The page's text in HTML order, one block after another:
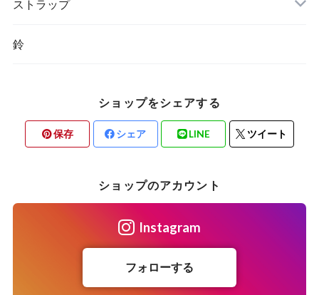
ストラップ
鈴
ショップをシェアする
保存 シェア LINE ツイート
ショップのアカウント
Instagram
フォローする